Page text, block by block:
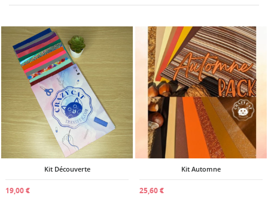
Kit Découverte
19,00 €
Kit Automne
25,60 €